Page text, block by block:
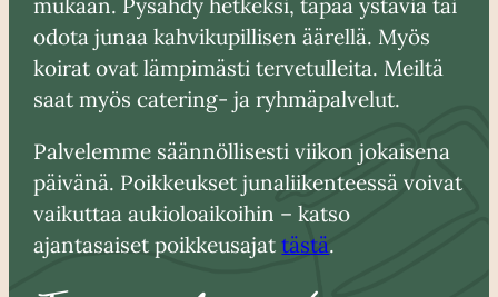
odota junaa kahvikupillisen äärellä. Myös
koirat ovat lämpimästi tervetulleita. Meiltä
saat myös catering- ja ryhmäpalvelut.
Palvelemme säännöllisesti viikon jokaisena
päivänä. Poikkeukset junaliikenteessä voivat
vaikuttaa aukioloaikoihin – katso
ajantasaiset poikkeusajattästä.